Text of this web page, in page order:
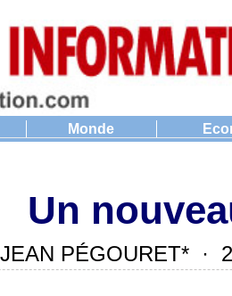
Monde
Un
JEAN PÉGOURET* ·